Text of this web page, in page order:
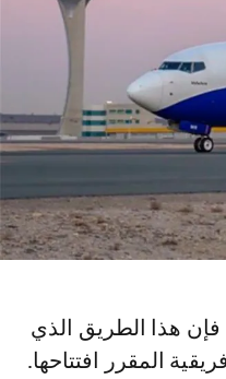
كل اتجاه، فإن هذا الطريق الذي
المقرر افتتاحها.